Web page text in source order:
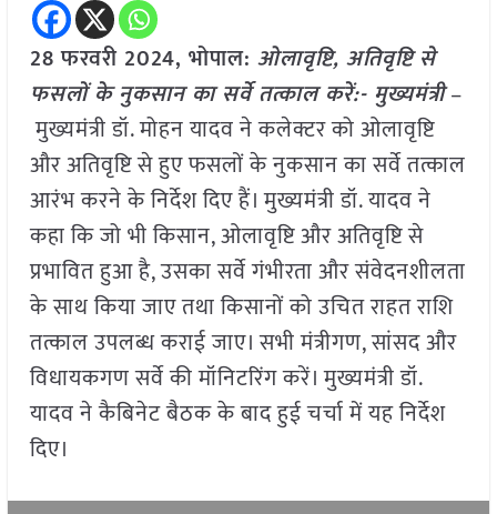
28 फरवरी 2024, भोपाल: ओलावृष्टि, अतिवृष्टि से
फसलों के नुकसान का सर्वे तत्काल करें:- मुख्यमंत्री–
मुख्यमंत्री डॉ. मोहन यादव ने कलेक्टर को ओलावृष्टि
और अतिवृष्टि से हुए फसलों के नुकसान का सर्वे तत्काल
आरंभ करने के निर्देश दिए हैं। मुख्यमंत्री डॉ. यादव ने
कहा कि जो भी किसान, ओलावृष्टि और अतिवृष्टि से
प्रभावित हुआ है, उसका सर्वे गंभीरता और संवेदनशीलता
के साथ किया जाए तथा किसानों को उचित राहत राशि
तत्काल उपलब्ध कराई जाए। सभी मंत्रीगण, सांसद और
विधायकगण सर्वे की मॉनिटरिंग करें। मुख्यमंत्री डॉ.
यादव ने कैबिनेट बैठक के बाद हुई चर्चा में यह निर्देश
दिए।